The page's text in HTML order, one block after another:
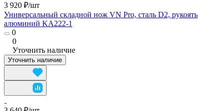
3 920 ₽/шт
Универсальный складной нож VN Pro, сталь D2, рукоять
алюминий KA222-1
0
0
Уточнить наличие
Уточнить наличие